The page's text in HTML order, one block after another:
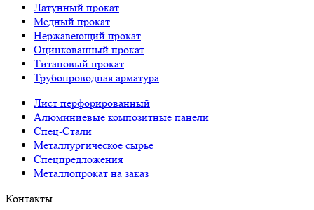
Латунный прокат
Медный прокат
Нержавеющий прокат
Оцинкованный прокат
Титановый прокат
Трубопроводная арматура
Лист перфорированный
Алюминиевые композитные панели
Спец-Стали
Металлургическое сырьё
Спецпредложения
Металлопрокат на заказ
Контакты